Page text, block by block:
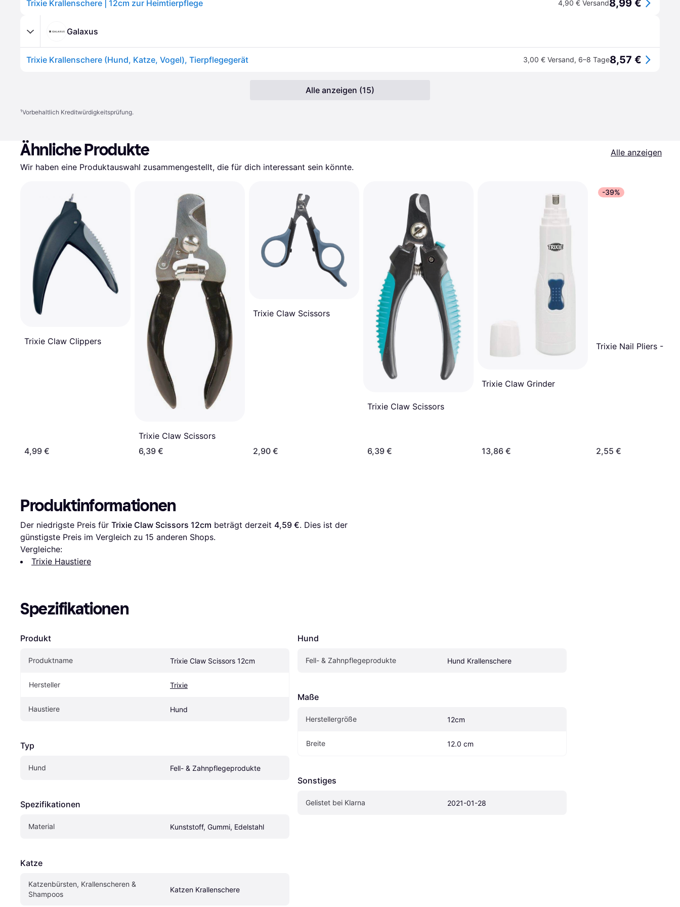
Trixie Krallenschere | 12cm zur Heimtierpflege 4,90 € Versand8,99 €
Galaxus
Trixie Krallenschere (Hund, Katze, Vogel), Tierpflegegerät 3,00 € Versand, 6–8 Tage8,57 €
Alle anzeigen (15)
¹Vorbehaltlich Kreditwürdigkeitsprüfung.
Ähnliche Produkte
Alle anzeigen
Wir haben eine Produktauswahl zusammengestellt, die für dich interessant sein könnte.
Trixie Claw Clippers
4,99 €
Trixie Claw Scissors
6,39 €
Trixie Claw Scissors
2,90 €
Trixie Claw Scissors
6,39 €
Trixie Claw Grinder
13,86 €
-39%
Trixie Nail Pliers -
2,55 €
Produktinformationen
Der niedrigste Preis für Trixie Claw Scissors 12cm beträgt derzeit 4,59 €. Dies ist der
günstigste Preis im Vergleich zu 15 anderen Shops.
Vergleiche:
Trixie Haustiere
Spezifikationen
Produkt
Produktname Trixie Claw Scissors 12cm
Hersteller Trixie
Haustiere Hund
Typ
Hund Fell- & Zahnpflegeprodukte
Spezifikationen
Material Kunststoff, Gummi, Edelstahl
Katze
Katzenbürsten, Krallenscheren &
Shampoos
Katzen Krallenschere
Hund
Fell- & Zahnpflegeprodukte Hund Krallenschere
Maße
Herstellergröße 12cm
Breite 12.0 cm
Sonstiges
Gelistet bei Klarna 2021-01-28